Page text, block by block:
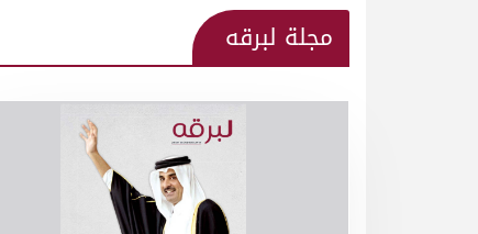
مجلة لبرقه